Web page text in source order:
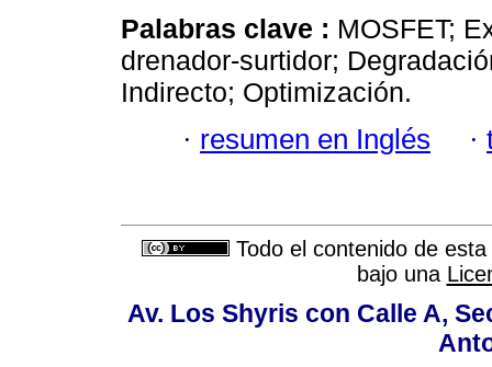
Palabras clave : MOSFET;
drenador-surtidor;
Indirecto; Optimización.
· resumen en Inglés ·
Todo el contenido de
bajo una
Av. Los Shyris con Calle A,